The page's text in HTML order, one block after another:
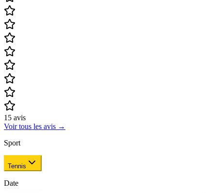
15 avis
Voir tous les avis →
Sport
Tennis
Date